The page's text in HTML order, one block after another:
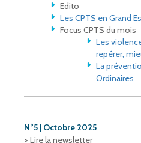
Edito
Les CPTS en Grand
Focus CPTS du mois
Les
repérer,
La
Ordinaires
N°5 | Octobre 2025
> Lire la newsletter